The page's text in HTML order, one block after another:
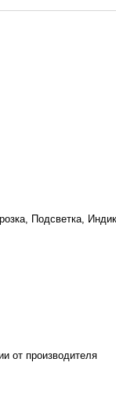
Подсветка,
от производителя